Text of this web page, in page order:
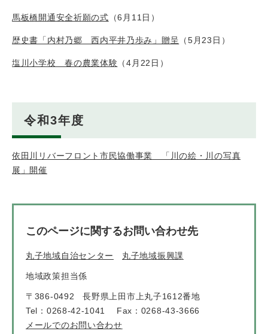
馬板橋開通安全祈願の式 （6月11日）
歴史書「内村乃郷 西内平井乃歩み」贈呈 （5月23日）
塩川小学校 春の農業体験 （4月22日）
令和3年度
依田川リバーフロント市民協働事業 「川の絵・川の写真
展」開催
このページに関するお問い合わせ先
丸子地域自治センター 丸子地域振興課
地域政策担当係
〒386-0492
長野県上田市上丸子1612番地
Tel：0268-42-1041
Fax：0268-43-3666
メールでのお問い合わせ